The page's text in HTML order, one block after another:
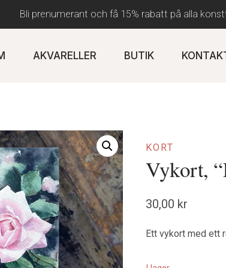
Bli prenumerant och få 15% rabatt på alla
AKVARELLER BUTIK
KORT
Vykort,
30,00 kr
Ett vykort med ett